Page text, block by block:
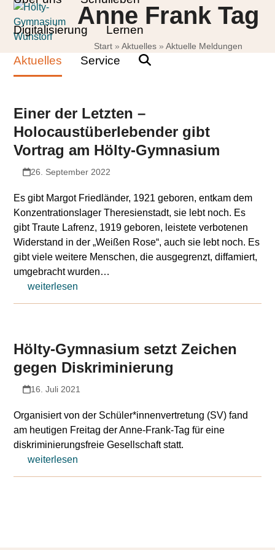
Skip
content
Digitalisierung Lernen
Aktuelles Service
Open
mobile
Close
mobile
Anne Frank Tag
Start » Aktuelles » Aktuelle Meldungen
Einer der Letzten –
Holocaustüberlebender gibt
Vortrag am Hölty-Gymnasium
26. September 2022
Es gibt Margot Friedländer, 1921 geboren, entkam dem
Konzentrationslager Theresienstadt, sie lebt noch. Es
gibt Traute Lafrenz, 1919 geboren, leistete verbotenen
Widerstand in der „Weißen Rose“, auch sie lebt noch. Es
gibt viele weitere Menschen, die ausgegrenzt, diffamiert,
umgebracht wurden…
weiterlesen
Hölty-Gymnasium setzt Zeichen
gegen Diskriminierung
16. Juli 2021
Organisiert von der Schüler*innenvertretung (SV) fand
am heutigen Freitag der Anne-Frank-Tag für eine
diskriminierungsfreie Gesellschaft statt.
weiterlesen